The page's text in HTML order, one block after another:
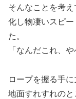
そんなことを考
化し物凄いスピ
た。
「なんだこれ、や
ロープを握る手に
地面すれすれのと